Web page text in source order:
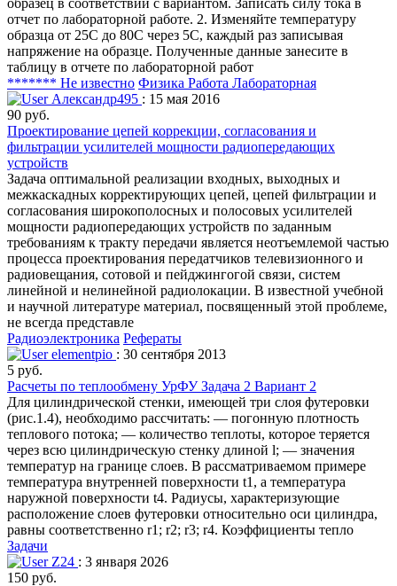
отчет по лабораторной работе. 2. Изменяйте температуру
образца от 25С до 80С через 5С, каждый раз записывая
напряжение на образце. Полученные данные занесите в
таблицу в отчете по лабораторной работ
******* Не известно Физика Работа Лабораторная
Александр495 : 15 мая 2016
90 руб.
Проектирование цепей коррекции, согласования и
фильтрации усилителей мощности радиопередающих
устройств
Задача оптимальной реализации входных, выходных и
межкаскадных корректирующих цепей, цепей фильтрации и
согласования широкополосных и полосовых усилителей
мощности радиопередающих устройств по заданным
требованиям к тракту передачи является неотъемлемой частью
процесса проектирования передатчиков телевизионного и
радиовещания, сотовой и пейджингогой связи, систем
линейной и нелинейной радиолокации. В известной учебной
и научной литературе материал, посвященный этой проблеме,
не всегда представле
Радиоэлектроника Рефераты
elementpio : 30 сентября 2013
5 руб.
Расчеты по теплообмену УрФУ Задача 2 Вариант 2
Для цилиндрической стенки, имеющей три слоя футеровки
(рис.1.4), необходимо рассчитать: — погонную плотность
теплового потока; — количество теплоты, которое теряется
через всю цилиндрическую стенку длиной l; — значения
температур на границе слоев. В рассматриваемом примере
температура внутренней поверхности t1, а температура
наружной поверхности t4. Радиусы, характеризующие
расположение слоев футеровки относительно оси цилиндра,
равны соответственно r1; r2; r3; r4. Коэффициенты тепло
Задачи
Z24 : 3 января 2026
150 руб.